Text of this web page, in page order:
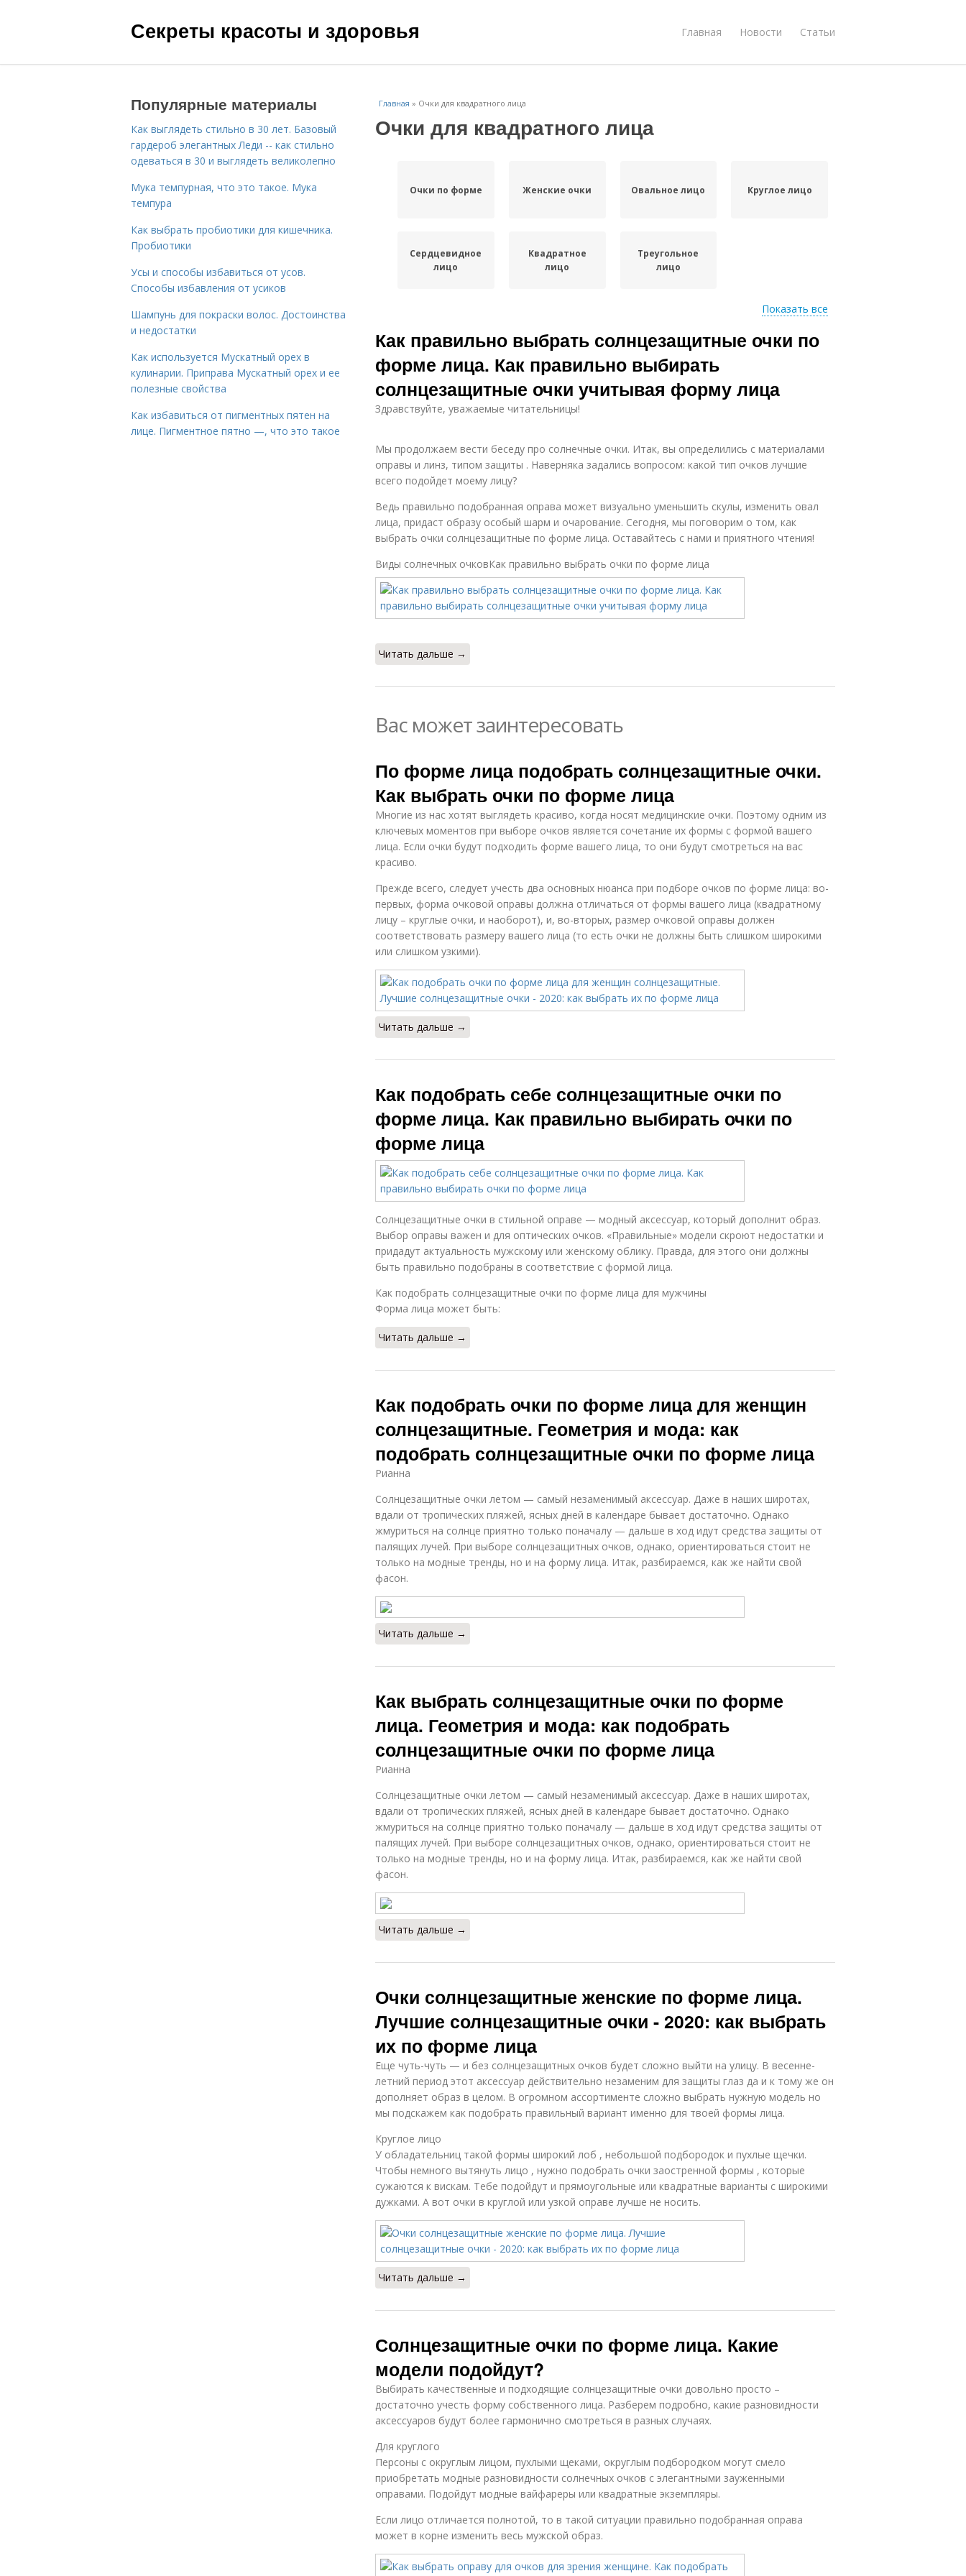
Секреты красоты и здоровья Главная Новости Статьи
Главная » Очки для квадратного лица
Очки для квадратного лица
Очки по форме Женские очки Овальное лицо Круглое лицо
Сердцевидное
лицо
Квадратное
лицо
Треугольное
лицо
Показать все
Как правильно выбрать солнцезащитные очки по
форме лица. Как правильно выбирать
солнцезащитные очки учитывая форму лица
Здравствуйте, уважаемые читательницы!
Мы продолжаем вести беседу про солнечные очки. Итак, вы определились с материалами
оправы и линз, типом защиты . Наверняка задались вопросом: какой тип очков лучшие
всего подойдет моему лицу?
Ведь правильно подобранная оправа может визуально уменьшить скулы, изменить овал
лица, придаст образу особый шарм и очарование. Сегодня, мы поговорим о том, как
выбрать очки солнцезащитные по форме лица. Оставайтесь с нами и приятного чтения!
Виды солнечных очковКак правильно выбрать очки по форме лица
Читать дальше →
Вас может заинтересовать
По форме лица подобрать солнцезащитные очки.
Как выбрать очки по форме лица
Многие из нас хотят выглядеть красиво, когда носят медицинские очки. Поэтому одним из
ключевых моментов при выборе очков является сочетание их формы с формой вашего
лица. Если очки будут подходить форме вашего лица, то они будут смотреться на вас
красиво.
Прежде всего, следует учесть два основных нюанса при подборе очков по форме лица: во-
первых, форма очковой оправы должна отличаться от формы вашего лица (квадратному
лицу – круглые очки, и наоборот), и, во-вторых, размер очковой оправы должен
соответствовать размеру вашего лица (то есть очки не должны быть слишком широкими
или слишком узкими).
Читать дальше →
Как подобрать себе солнцезащитные очки по
форме лица. Как правильно выбирать очки по
форме лица
Солнцезащитные очки в стильной оправе — модный аксессуар, который дополнит образ.
Выбор оправы важен и для оптических очков. «Правильные» модели скроют недостатки и
придадут актуальность мужскому или женскому облику. Правда, для этого они должны
быть правильно подобраны в соответствие с формой лица.
Как подобрать солнцезащитные очки по форме лица для мужчины
Форма лица может быть:
Читать дальше →
Как подобрать очки по форме лица для женщин
солнцезащитные. Геометрия и мода: как
подобрать солнцезащитные очки по форме лица
Рианна
Солнцезащитные очки летом — самый незаменимый аксессуар. Даже в наших широтах,
вдали от тропических пляжей, ясных дней в календаре бывает достаточно. Однако
жмуриться на солнце приятно только поначалу — дальше в ход идут средства защиты от
палящих лучей. При выборе солнцезащитных очков, однако, ориентироваться стоит не
только на модные тренды, но и на форму лица. Итак, разбираемся, как же найти свой
фасон.
Читать дальше →
Как выбрать солнцезащитные очки по форме
лица. Геометрия и мода: как подобрать
солнцезащитные очки по форме лица
Рианна
Солнцезащитные очки летом — самый незаменимый аксессуар. Даже в наших широтах,
вдали от тропических пляжей, ясных дней в календаре бывает достаточно. Однако
жмуриться на солнце приятно только поначалу — дальше в ход идут средства защиты от
палящих лучей. При выборе солнцезащитных очков, однако, ориентироваться стоит не
только на модные тренды, но и на форму лица. Итак, разбираемся, как же найти свой
фасон.
Читать дальше →
Очки солнцезащитные женские по форме лица.
Лучшие солнцезащитные очки - 2020: как выбрать
их по форме лица
Еще чуть-чуть — и без солнцезащитных очков будет сложно выйти на улицу. В весенне-
летний период этот аксессуар действительно незаменим для защиты глаз да и к тому же он
дополняет образ в целом. В огромном ассортименте сложно выбрать нужную модель но
мы подскажем как подобрать правильный вариант именно для твоей формы лица.
Круглое лицо
У обладательниц такой формы широкий лоб , небольшой подбородок и пухлые щечки.
Чтобы немного вытянуть лицо , нужно подобрать очки заостренной формы , которые
сужаются к вискам. Тебе подойдут и прямоугольные или квадратные варианты с широкими
дужками. А вот очки в круглой или узкой оправе лучше не носить.
Читать дальше →
Солнцезащитные очки по форме лица. Какие
модели подойдут?
Выбирать качественные и подходящие солнцезащитные очки довольно просто –
достаточно учесть форму собственного лица. Разберем подробно, какие разновидности
аксессуаров будут более гармонично смотреться в разных случаях.
Для круглого
Персоны с округлым лицом, пухлыми щеками, округлым подбородком могут смело
приобретать модные разновидности солнечных очков с элегантными зауженными
оправами. Подойдут модные вайфареры или квадратные экземпляры.
Если лицо отличается полнотой, то в такой ситуации правильно подобранная оправа
может в корне изменить весь мужской образ.
Популярные материалы
Как выглядеть стильно в 30 лет. Базовый
гардероб элегантных Леди -- как стильно
одеваться в 30 и выглядеть великолепно
Мука темпурная, что это такое. Мука
темпура
Как выбрать пробиотики для кишечника.
Пробиотики
Усы и способы избавиться от усов.
Способы избавления от усиков
Шампунь для покраски волос. Достоинства
и недостатки
Как используется Мускатный орех в
кулинарии. Приправа Мускатный орех и ее
полезные свойства
Как избавиться от пигментных пятен на
лице. Пигментное пятно —, что это такое